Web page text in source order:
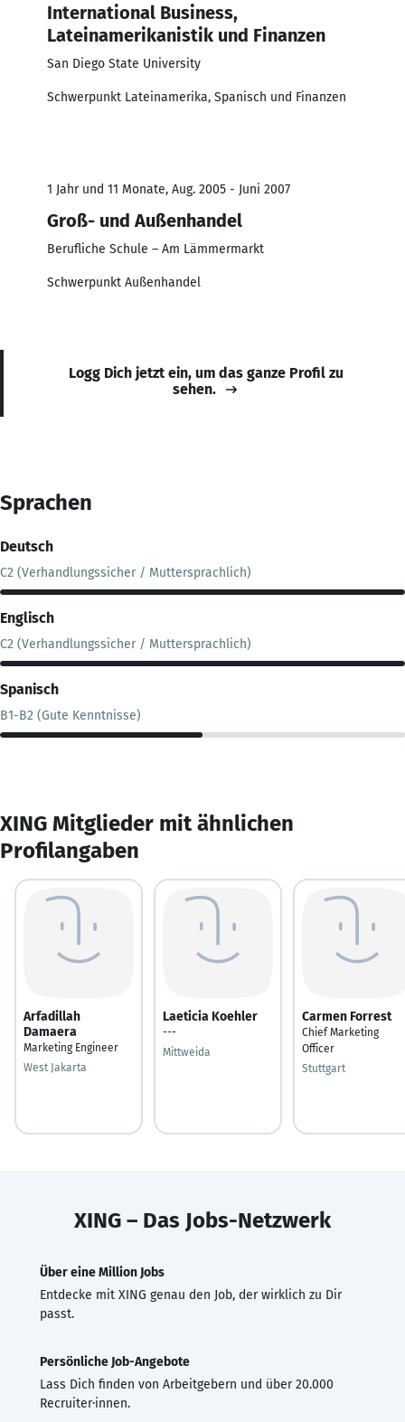
International Business,
Lateinamerikanistik und Finanzen
San Diego State University
Schwerpunkt Lateinamerika, Spanisch und Finanzen
1 Jahr und 11 Monate, Aug. 2005 - Juni 2007
Groß- und Außenhandel
Berufliche Schule – Am Lämmermarkt
Schwerpunkt Außenhandel
Logg Dich jetzt ein, um das ganze Profil zu
sehen.
Sprachen
Deutsch
C2 (Verhandlungssicher / Muttersprachlich)
Englisch
C2 (Verhandlungssicher / Muttersprachlich)
Spanisch
B1-B2 (Gute Kenntnisse)
XING Mitglieder mit ähnlichen
Profilangaben
Arfadillah
Damaera
Marketing Engineer
West Jakarta
Laeticia Koehler
---
Mittweida
Carmen Forrest
Chief Marketing
Officer
Stuttgart
XING – Das Jobs-Netzwerk
Über eine Million Jobs
Entdecke mit XING genau den Job, der wirklich zu Dir
passt.
Persönliche Job-Angebote
Lass Dich finden von Arbeitgebern und über 20.000
Recruiter·innen.